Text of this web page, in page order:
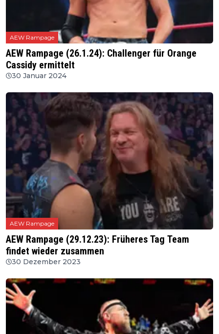
AEW Rampage
AEW Rampage (26.1.24): Challenger für Orange
Cassidy ermittelt
30 Januar 2024
AEW Rampage
AEW Rampage (29.12.23): Früheres Tag Team
findet wieder zusammen
30 Dezember 2023